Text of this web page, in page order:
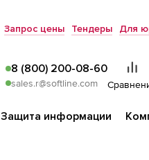
Запрос цены Тендеры Для
8 (800) 200-08-60
sales.r@softline.com
Защита информации